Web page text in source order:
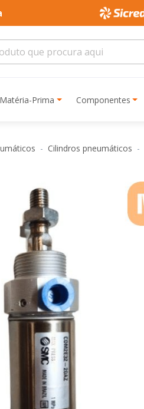
Matéria-Prima Componentes
Cilindros pneumáticos